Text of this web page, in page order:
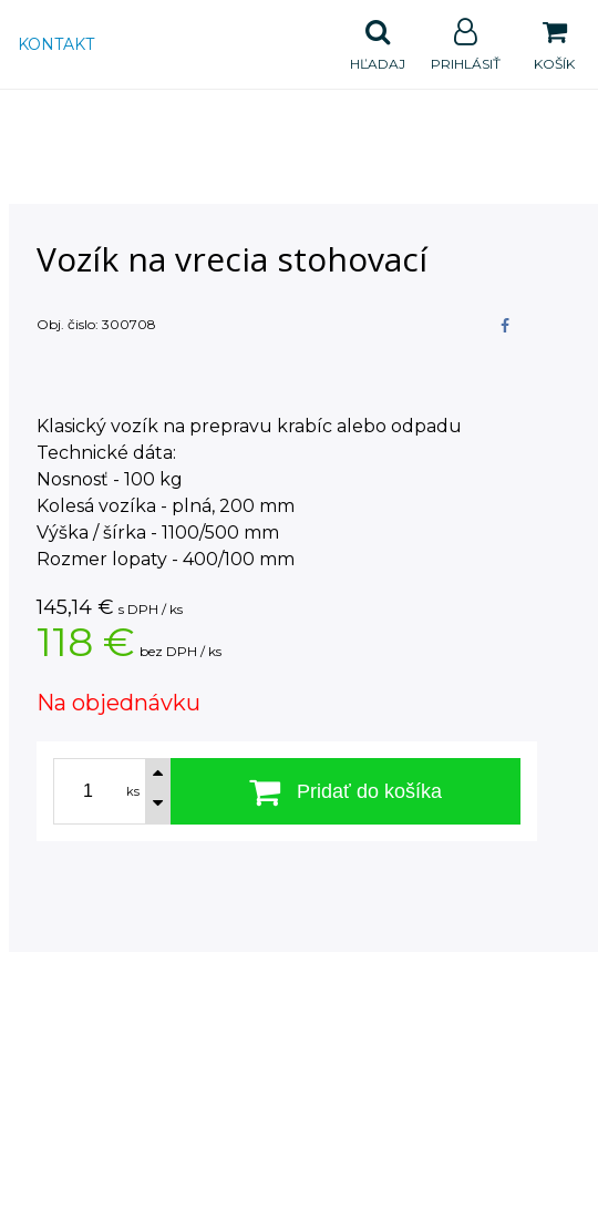
KONTAKT
KOŠÍK
PRIHLÁSIŤ
HĽADAJ
Vozík na vrecia stohovací
Obj. čislo: 300708
Klasický vozík na prepravu krabíc alebo odpadu
Technické dáta:
Nosnosť - 100 kg
Kolesá vozíka - plná, 200 mm
Výška / šírka - 1100/500 mm
Rozmer lopaty - 400/100 mm
145,14 € s DPH / ks
118 € bez DPH / ks
Na objednávku
ks Pridať do košíka